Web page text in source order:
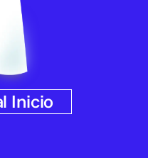
Inicio